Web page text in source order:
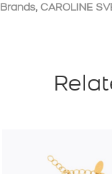
Brands, CAROLINE